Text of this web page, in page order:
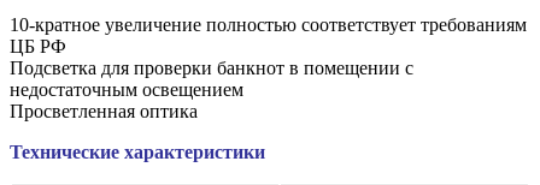
10-кратное увеличение полностью соответствует требованиям
ЦБ РФ
Подсветка для проверки банкнот в помещении с
недостаточным освещением
Просветленная оптика
Технические характеристики